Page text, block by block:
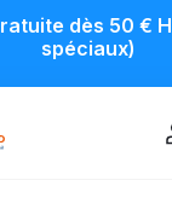
dès 50 €
spéciaux)